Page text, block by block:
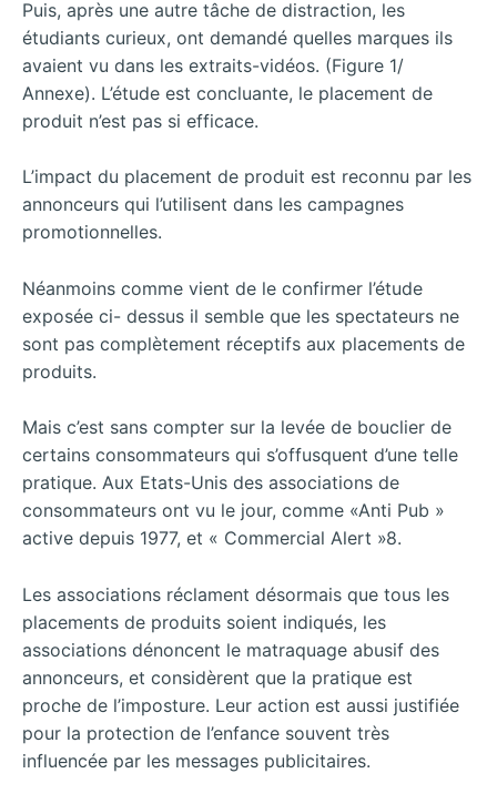
Puis, après une autre tâche de distraction, les
étudiants curieux, ont demandé quelles marques ils
avaient vu dans les extraits-vidéos. (Figure 1/
Annexe). L’étude est concluante, le placement de
produit n’est pas si efficace.
L’impact du placement de produit est reconnu par les
annonceurs qui l’utilisent dans les campagnes
promotionnelles.
Néanmoins comme vient de le confirmer l’étude
exposée ci- dessus il semble que les spectateurs ne
sont pas complètement réceptifs aux placements de
produits.
Mais c’est sans compter sur la levée de bouclier de
certains consommateurs qui s’offusquent d’une telle
pratique. Aux Etats-Unis des associations de
consommateurs ont vu le jour, comme «Anti Pub »
active depuis 1977, et « Commercial Alert »8.
Les associations réclament désormais que tous les
placements de produits soient indiqués, les
associations dénoncent le matraquage abusif des
annonceurs, et considèrent que la pratique est
proche de l’imposture. Leur action est aussi justifiée
pour la protection de l’enfance souvent très
influencée par les messages publicitaires.